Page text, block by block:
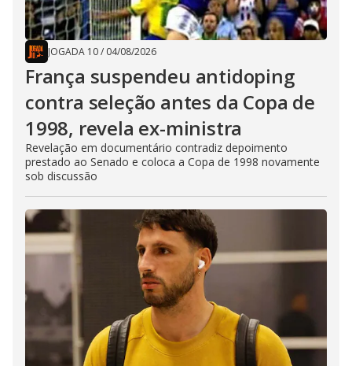
JOGADA 10/ 04/08/2026
França suspendeu antidoping
contra seleção antes da Copa de
1998, revela ex-ministra
Revelação em documentário contradiz depoimento
prestado ao Senado e coloca a Copa de 1998 novamente
sob discussão